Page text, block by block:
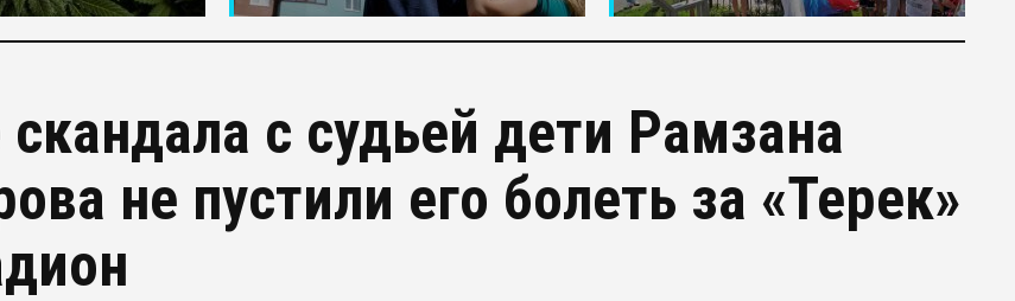
с судьей дети Рамзана
не пустили его болеть за «Терек»